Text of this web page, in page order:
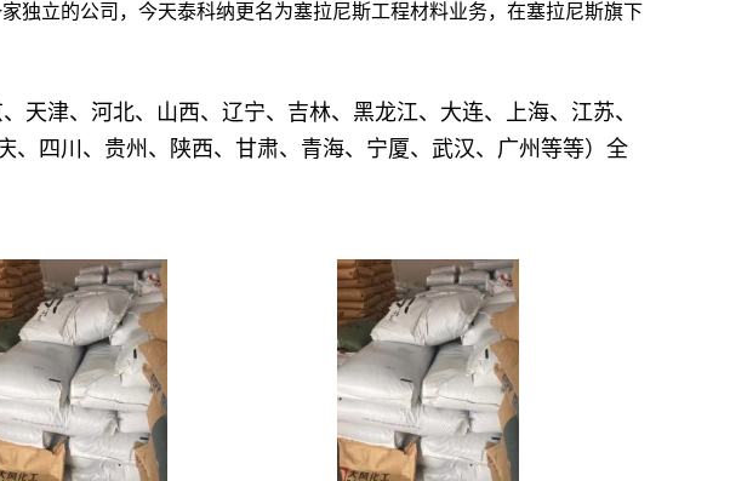
独立的公司，今天泰科纳更名为塞拉尼斯工程材料业务，在塞拉尼斯旗下
天津、河北、山西、辽宁、吉林、黑龙江、大连、上海、江苏、
四川、贵州、陕西、甘肃、青海、宁厦、武汉、广州等等）全